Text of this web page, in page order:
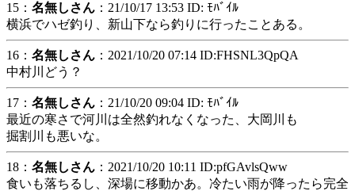
15： 名無しさん ：21/10/17 13:53 ID: ﾓﾊﾞｲﾙ
横浜でハゼ釣り、新山下なら釣りに行ったことある。
16： 名無しさん ：2021/10/20 07:14 ID:FHSNL3QpQA
中村川どう？
17： 名無しさん ：21/10/20 09:04 ID: ﾓﾊﾞｲﾙ
最近の寒さで河川は全然釣れなくなった、大岡川も
掘割川も悪いな。
18： 名無しさん ：2021/10/20 10:11 ID:pfGAvlsQww
食いも落ちるし、深場に移動かあ。冷たい雨が降ったら完全